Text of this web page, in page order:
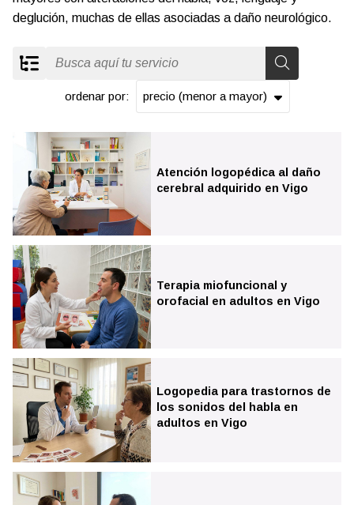
deglución, muchas de ellas asociadas a daño neurológico.
ordenar por:
Todos los servicios
Apoyos educativos y pedagógicos en Vigo
Logopedia infantil en Vigo
Logopedia para adultos y 3ª edad en Vigo
Neuropsicología adultos y mayores en Vigo
Neuropsicología infantil y dificultades de aprendizaje en
Vigo
Atención logopédica al daño
cerebral adquirido en Vigo
Terapia miofuncional y
orofacial en adultos en Vigo
Logopedia para trastornos de
los sonidos del habla en
adultos en Vigo